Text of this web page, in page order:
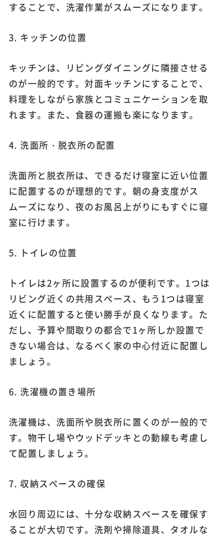
することで、洗濯作業がスムーズになります。
3. キッチンの位置
キッチンは、リビングダイニングに隣接させる
のが一般的です。対面キッチンにすることで、
料理をしながら家族とコミュニケーションを取
れます。また、食器の運搬も楽になります。
4. 洗面所・脱衣所の配置
洗面所と脱衣所は、できるだけ寝室に近い位置
に配置するのが理想的です。朝の身支度がス
ムーズになり、夜のお風呂上がりにもすぐに寝
室に行けます。
5. トイレの位置
トイレは2ヶ所に設置するのが便利です。1つは
リビング近くの共用スペース、もう1つは寝室
近くに配置すると使い勝手が良くなります。た
だし、予算や間取りの都合で1ヶ所しか設置で
きない場合は、なるべく家の中心付近に配置し
ましょう。
6. 洗濯機の置き場所
洗濯機は、洗面所や脱衣所に置くのが一般的で
す。物干し場やウッドデッキとの動線も考慮し
て配置しましょう。
7. 収納スペースの確保
水回り周辺には、十分な収納スペースを確保す
ることが大切です。洗剤や掃除道具、タオルな